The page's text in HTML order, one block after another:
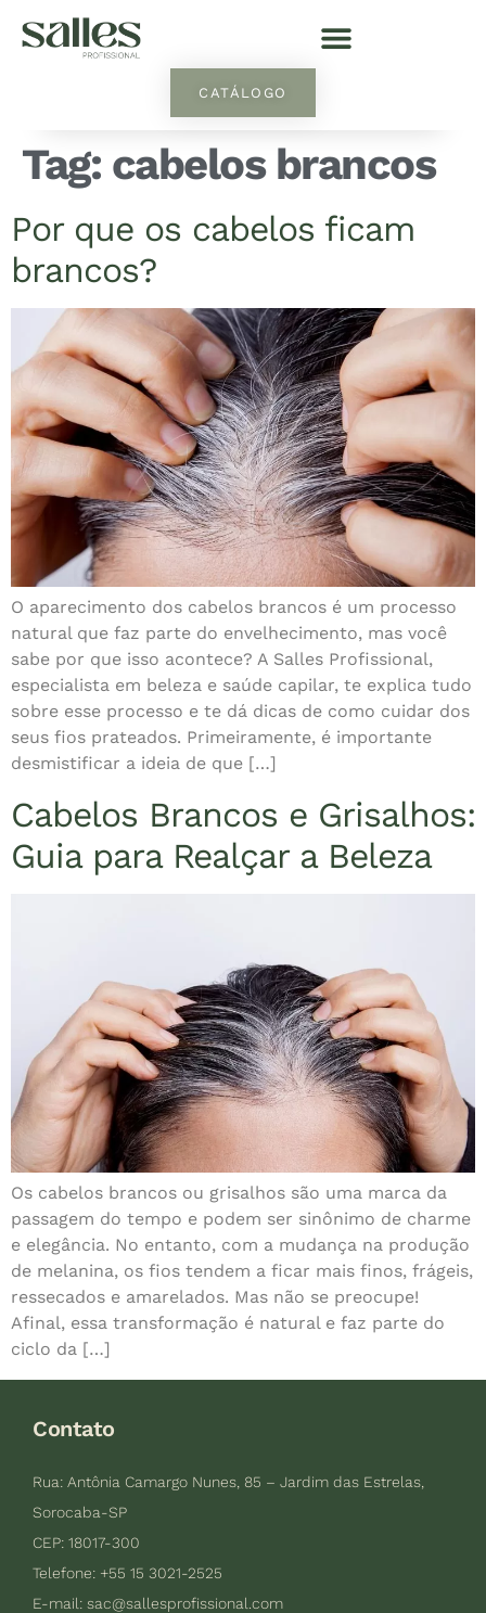
CATÁLOGO
Tag: cabelos brancos
Por que os cabelos ficam
brancos?
O aparecimento dos cabelos brancos é um processo
natural que faz parte do envelhecimento, mas você
sabe por que isso acontece? A Salles Profissional,
especialista em beleza e saúde capilar, te explica tudo
sobre esse processo e te dá dicas de como cuidar dos
seus fios prateados. Primeiramente, é importante
desmistificar a ideia de que […]
Cabelos Brancos e Grisalhos:
Guia para Realçar a Beleza
Os cabelos brancos ou grisalhos são uma marca da
passagem do tempo e podem ser sinônimo de charme
e elegância. No entanto, com a mudança na produção
de melanina, os fios tendem a ficar mais finos, frágeis,
ressecados e amarelados. Mas não se preocupe!
Afinal, essa transformação é natural e faz parte do
ciclo da […]
Contato
Rua: Antônia Camargo Nunes, 85 – Jardim das Estrelas,
Sorocaba-SP
CEP: 18017-300
Telefone: +55 15 3021-2525
E-mail: sac@sallesprofissional.com